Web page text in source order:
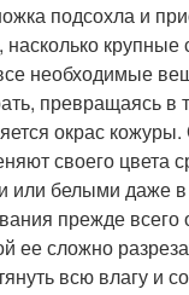
подсохла и
насколько
необходимые
превращаясь
окрас
своего цвета
белыми даже
прежде
ее сложно
всю влагу и